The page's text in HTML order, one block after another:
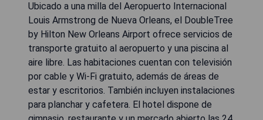
Ubicado a una milla del Aeropuerto Internacional
Louis Armstrong de Nueva Orleans, el DoubleTree
by Hilton New Orleans Airport ofrece servicios de
transporte gratuito al aeropuerto y una piscina al
aire libre. Las habitaciones cuentan con televisión
por cable y Wi-Fi gratuito, además de áreas de
estar y escritorios. También incluyen instalaciones
para planchar y cafetera. El hotel dispone de